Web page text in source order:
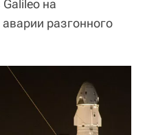
на
разгонного